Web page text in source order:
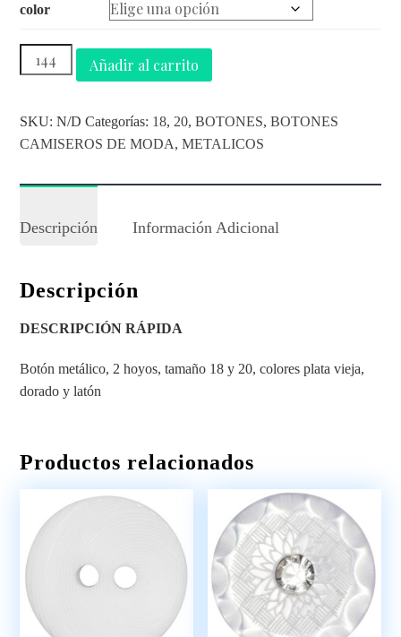
color
Añadir al carrito
SKU:N/D Categorías: 18, 20,BOTONES,BOTONES
CAMISEROS DE MODA,METALICOS
Descripción Información Adicional
Descripción
DESCRIPCIÓN RÁPIDA
Botón metálico, 2 hoyos, tamaño 18 y 20, colores plata vieja,
dorado y latón
Productos relacionados